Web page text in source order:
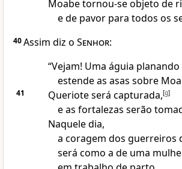
Moabe tornou-se objeto de
e de pavor para todos os
40Assim diz o Senhor:
“Vejam! Uma águia planando
estende as asas sobre
41 Queriote será capturada,[g]
e as fortalezas serão
Naquele dia,
a coragem dos guerreiros
será como a de uma